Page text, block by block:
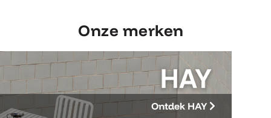
Onze merken
Ontdek HAY